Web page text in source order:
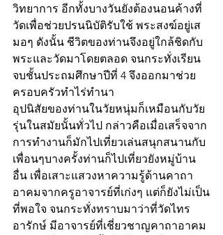
วิทยาการ อีกทั้งบางวันยังต้องนอนค้างที่
วัดเพื่อช่วยปรนนิบัติรับใช้ พระสงฆ์อยู่เส
มอๆ ดังนั้น ชีวิตของท่านจึงอยู่ใกล้ชิดกับ
พระและวัดมาโดยตลอด จนกระทั่งเรียน
จบชั้นประถมศึกษาปีที่ 4 จึงออกมาช่วย
ครอบครัวทำไร่ทำนา
อุปนิสัยของท่านในวัยหนุ่มก็เหมือนกับวัย
รุ่นในสมัยนั้นทั่วไป กล่าวคือเมื่อเสร็จจาก
การทำงานก็มักไปเที่ยวเล่นสนุกสนานกับ
เพื่อนๆบางครั้งท่านก็ไปเที่ยวยังหมู่บ้าน
อื่น เพื่อเสาะแสวงหาความรู้ด้านคาถา
อาคมจากครูอาจารย์ที่เก่งๆ แต่ก็ยังไม่เป็น
ที่พอใจ จนกระทั่งทราบมาว่าที่วัดไทร
อารักษ์ มีอาจารย์ที่เชี่ยวชาญคาถาอาคม